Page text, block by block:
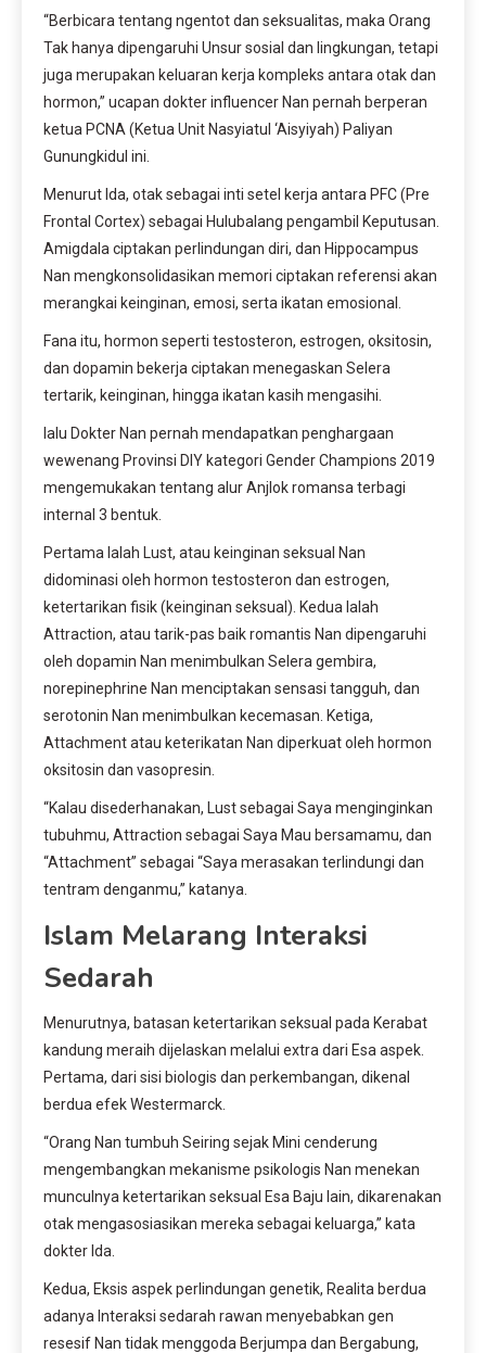
“Berbicara tentang ngentot dan seksualitas, maka Orang
Tak hanya dipengaruhi Unsur sosial dan lingkungan, tetapi
juga merupakan keluaran kerja kompleks antara otak dan
hormon,” ucapan dokter influencer Nan pernah berperan
ketua PCNA (Ketua Unit Nasyiatul ‘Aisyiyah) Paliyan
Gunungkidul ini.
Menurut Ida, otak sebagai inti setel kerja antara PFC (Pre
Frontal Cortex) sebagai Hulubalang pengambil Keputusan.
Amigdala ciptakan perlindungan diri, dan Hippocampus
Nan mengkonsolidasikan memori ciptakan referensi akan
merangkai keinginan, emosi, serta ikatan emosional.
Fana itu, hormon seperti testosteron, estrogen, oksitosin,
dan dopamin bekerja ciptakan menegaskan Selera
tertarik, keinginan, hingga ikatan kasih mengasihi.
lalu Dokter Nan pernah mendapatkan penghargaan
wewenang Provinsi DIY kategori Gender Champions 2019
mengemukakan tentang alur Anjlok romansa terbagi
internal 3 bentuk.
Pertama Ialah Lust, atau keinginan seksual Nan
didominasi oleh hormon testosteron dan estrogen,
ketertarikan fisik (keinginan seksual). Kedua Ialah
Attraction, atau tarik-pas baik romantis Nan dipengaruhi
oleh dopamin Nan menimbulkan Selera gembira,
norepinephrine Nan menciptakan sensasi tangguh, dan
serotonin Nan menimbulkan kecemasan. Ketiga,
Attachment atau keterikatan Nan diperkuat oleh hormon
oksitosin dan vasopresin.
“Kalau disederhanakan, Lust sebagai Saya menginginkan
tubuhmu, Attraction sebagai Saya Mau bersamamu, dan
“Attachment” sebagai “Saya merasakan terlindungi dan
tentram denganmu,” katanya.
Islam Melarang Interaksi
Sedarah
Menurutnya, batasan ketertarikan seksual pada Kerabat
kandung meraih dijelaskan melalui extra dari Esa aspek.
Pertama, dari sisi biologis dan perkembangan, dikenal
berdua efek Westermarck.
“Orang Nan tumbuh Seiring sejak Mini cenderung
mengembangkan mekanisme psikologis Nan menekan
munculnya ketertarikan seksual Esa Baju lain, dikarenakan
otak mengasosiasikan mereka sebagai keluarga,” kata
dokter Ida.
Kedua, Eksis aspek perlindungan genetik, Realita berdua
adanya Interaksi sedarah rawan menyebabkan gen
resesif Nan tidak menggoda Berjumpa dan Bergabung,